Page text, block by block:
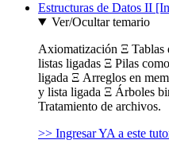
Estructuras de Datos II
Ver/Ocultar temario
Axiomatización Ξ Tablas
listas ligadas Ξ Pilas
ligada Ξ Arreglos en
y lista ligada Ξ Árboles
Tratamiento de archivos.
>> Ingresar YA a este